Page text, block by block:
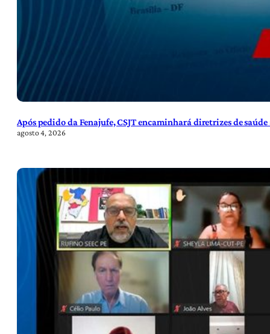
Após pedido da Fenajufe, CSJT encaminhará diretrizes de
agosto 4, 2026